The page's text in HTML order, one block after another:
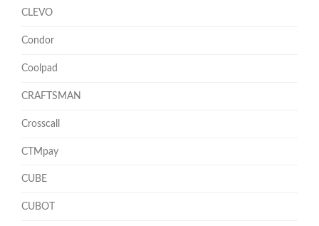
CLEVO
Condor
Coolpad
CRAFTSMAN
Crosscall
CTMpay
CUBE
CUBOT